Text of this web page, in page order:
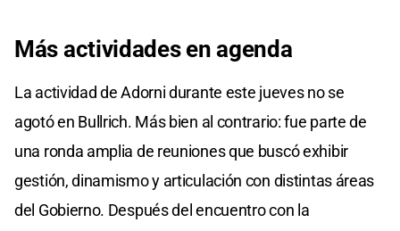
Más actividades en agenda
La actividad de Adorni durante este jueves no se
agotó en Bullrich. Más bien al contrario: fue parte de
una ronda amplia de reuniones que buscó exhibir
gestión, dinamismo y articulación con distintas áreas
del Gobierno. Después del encuentro con la